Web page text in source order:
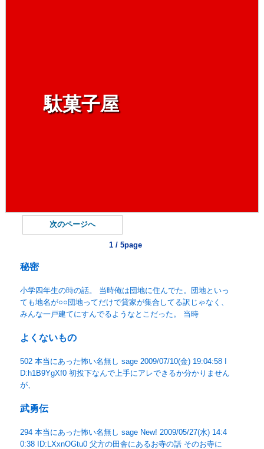
駄菓子屋
次のページへ
1 / 5page
秘密
小学四年生の時の話。 当時俺は団地に住んでた。団地といっ
ても地名が○○団地ってだけで貸家が集合してる訳じゃなく、
みんな一戸建てにすんでるようなとこだった。 当時
よくないもの
502 本当にあった怖い名無し sage 2009/07/10(金) 19:04:58 I
D:h1B9YgXf0 初投下なんで上手にアレできるか分かりません
が、
武勇伝
294 本当にあった怖い名無し sage New! 2009/05/27(水) 14:4
0:38 ID:LXxnOGtu0 父方の田舎にあるお寺の話 そのお寺に